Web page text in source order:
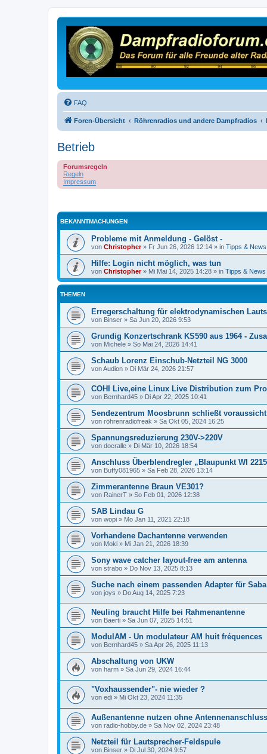
FAQ
Foren-Übersicht Röhrenradios und andere Dampfradios
Betrieb
Forumsregeln
Regeln
Impressum
BEKANNTMACHUNGEN
Probleme mit Anmeldung - Gelöst -
von Christopher» Fr Jun 26, 2026 12:14 » in Tipps & News
Hilfe: Login nicht möglich, was tun
von Christopher» Mi Mai 14, 2025 14:28 » in Tipps & News
THEMEN
Erregerschaltung für elektrodynamischen
von Binser » Sa Jun 20, 2026 9:53
Grundig Konzertschrank KS590 aus 1964 -
von Michele » So Mai 24, 2026 14:41
Schaub Lorenz Einschub-Netzteil NG 3000
vonAudion » Di Mär 24, 2026 21:57
COHI Live,eine Linux Live Distribution zum
von Bernhard45 » Di Apr 22, 2025 10:41
Sendezentrum Moosbrunn schließt
von röhrenradiofreak » Sa Okt 05, 2024 16:25
Spannungsreduzierung 230V->220V
von docralle » Di Mär 10, 2026 18:54
Anschluss Überblendregler „Blaupunkt WI
von Buffy081965 » Sa Feb 28, 2026 13:14
Zimmerantenne Braun VE301?
von RainerT » So Feb 01, 2026 12:38
SAB Lindau G
von wopi » Mo Jan 11, 2021 22:18
Vorhandene Dachantenne verwenden
von Moki » Mi Jan 21, 2026 18:39
Sony wave catcher layout-free am antenna
von strabo » Do Nov 13, 2025 8:13
Suche nach einem passenden Adapter für
von joys » Do Aug 14, 2025 7:23
Neuling braucht Hilfe bei Rahmenantenne
von Baerti » Sa Jun 07, 2025 14:51
ModulAM - Un modulateur AM huit fréquences
von Bernhard45 » Sa Apr 26, 2025 11:13
Abschaltung von UKW
von harm » Sa Jun 29, 2024 16:44
"Voxhaussender"- nie wieder ?
von edi » Mi Okt 23, 2024 11:35
Außenantenne nutzen ohne
von radio-hobby.de » Sa Nov 02, 2024 23:48
Netzteil für Lautsprecher-Feldspule
von Binser » Di Jul 30, 2024 9:57